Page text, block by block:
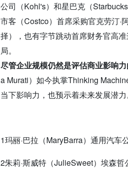
公司（Kohl's）和星巴克（
市客（Costco）首席采购官克劳汀
择），也有字节跳动首席财务官高
局。
尽管企业规模仍然是评估商业影响
a Murati）如今执掌Thinking
当下影响力，也预示着未来发展潜
1玛丽·巴拉（MaryBarra）通用汽车
2朱莉·斯威特（JulieSweet）埃森哲